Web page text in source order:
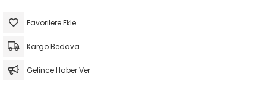
Favorilere Ekle
Kargo Bedava
Gelince Haber Ver